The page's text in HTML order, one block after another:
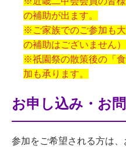
の補助が出ます。
※ご家族でのご参加も
の補助はございません）
※祇園祭の散策後の「
加も承ります。
お申し込み・お
参加をご希望される方は